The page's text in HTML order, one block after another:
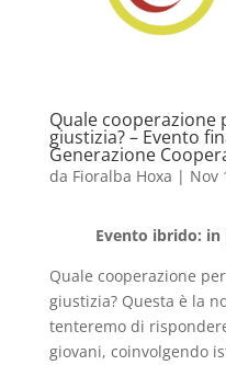
Quale cooperazione
giustizia? – Evento
Generazione
da Fioralba Hoxa | Nov
Evento ibrido: in
Quale cooperazione
giustizia? Questa è la
tenteremo di
giovani, coinvolgendo